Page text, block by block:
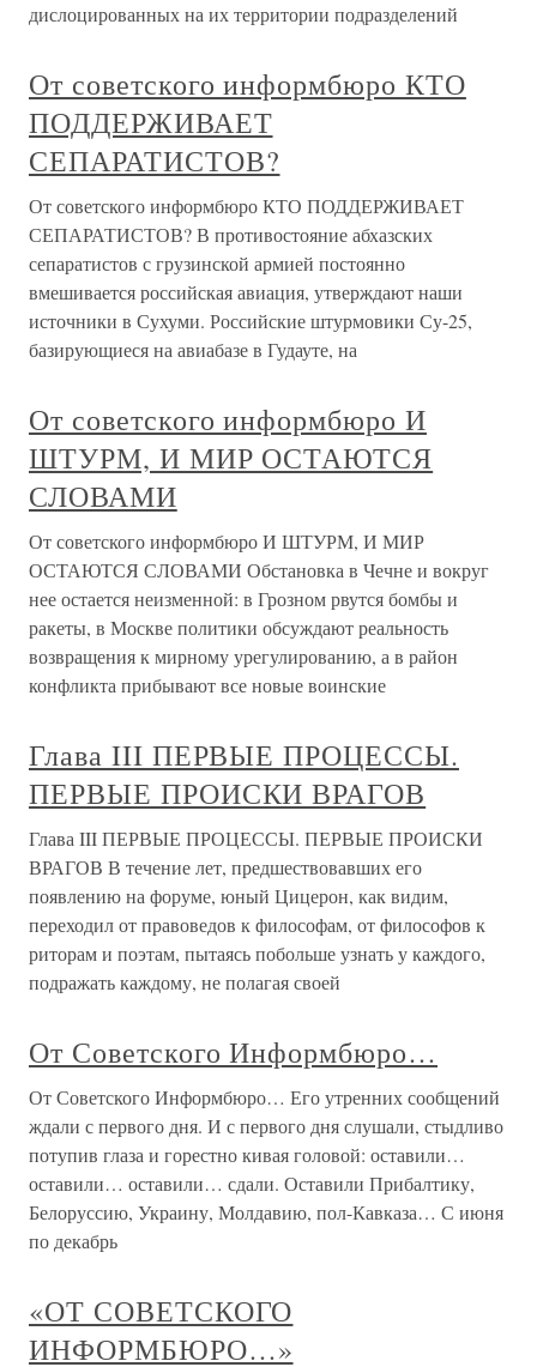
дислоцированных на их территории подразделений
От советского информбюро КТО
ПОДДЕРЖИВАЕТ
СЕПАРАТИСТОВ?
От советского информбюро КТО ПОДДЕРЖИВАЕТ
СЕПАРАТИСТОВ? В противостояние абхазских
сепаратистов с грузинской армией постоянно
вмешивается российская авиация, утверждают наши
источники в Сухуми. Российские штурмовики Су-25,
базирующиеся на авиабазе в Гудауте, на
От советского информбюро И
ШТУРМ, И МИР ОСТАЮТСЯ
СЛОВАМИ
От советского информбюро И ШТУРМ, И МИР
ОСТАЮТСЯ СЛОВАМИ Обстановка в Чечне и вокруг
нее остается неизменной: в Грозном рвутся бомбы и
ракеты, в Москве политики обсуждают реальность
возвращения к мирному урегулированию, а в район
конфликта прибывают все новые воинские
Глава III ПЕРВЫЕ ПРОЦЕССЫ.
ПЕРВЫЕ ПРОИСКИ ВРАГОВ
Глава III ПЕРВЫЕ ПРОЦЕССЫ. ПЕРВЫЕ ПРОИСКИ
ВРАГОВ В течение лет, предшествовавших его
появлению на форуме, юный Цицерон, как видим,
переходил от правоведов к философам, от философов к
риторам и поэтам, пытаясь побольше узнать у каждого,
подражать каждому, не полагая своей
От Советского Информбюро…
От Советского Информбюро… Его утренних сообщений
ждали с первого дня. И с первого дня слушали, стыдливо
потупив глаза и горестно кивая головой: оставили…
оставили… оставили… сдали. Оставили Прибалтику,
Белоруссию, Украину, Молдавию, пол-Кавказа… С июня
по декабрь
«ОТ СОВЕТСКОГО
ИНФОРМБЮРО…»